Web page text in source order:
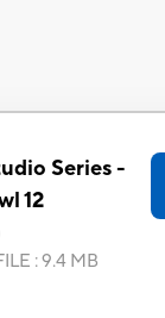
Series -
12
:9.4 MB